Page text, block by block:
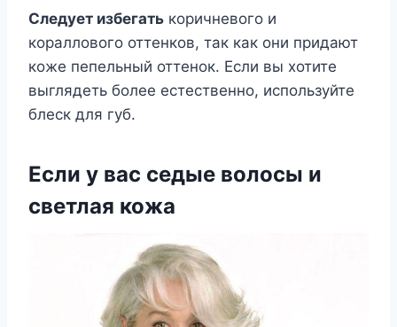
Следует избегать коричневого и
кораллового оттенков, так как они придают
коже пепельный оттенок. Если вы хотите
выглядеть более естественно, используйте
блеск для губ.
Если у вас седые волосы и
светлая кожа